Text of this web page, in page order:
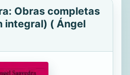
Obras completas
integral) ( Ángel